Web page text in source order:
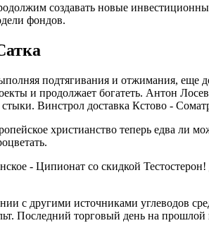
создавать новые
фондов.
подтягивания и отжимания, еще
и продолжает богатеть. Антон
Винстрол доставка Кстово -
христианство теперь едва
- Ципионат со скидкой
с другими источниками углеводов
Последний торговый день на